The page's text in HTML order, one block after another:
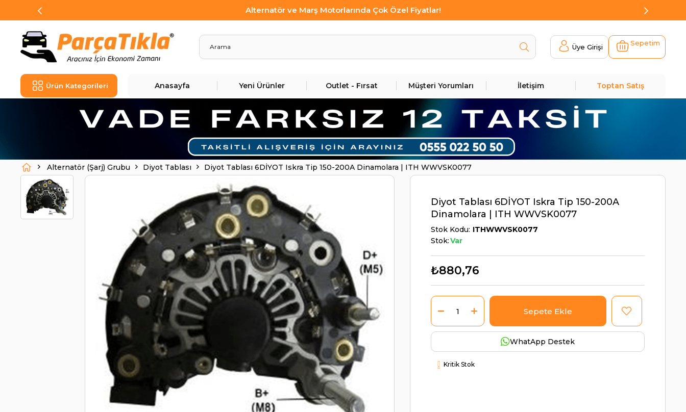
Alternatör ve Marş Motorlarında Çok Özel Fiyatlar!
Üye Girişi Sepetim
Ürün Kategorileri Anasayfa Yeni Ürünler Outlet - Fırsat Müşteri Yorumları İletişim Toptan Satış
Alternatör (Şarj) Grubu Diyot Tablası Diyot Tablası 6DİYOT Iskra Tip 150-200A Dinamolara | ITH WWVSK0077
Diyot Tablası 6DİYOT Iskra Tip 150-200A
Dinamolara | ITH WWVSK0077
Stok Kodu ITHWWVSK0077
Stok:Var
₺880,76
WhatApp Destek
Kritik Stok